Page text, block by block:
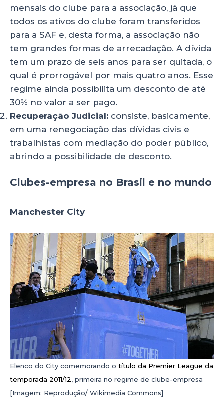
mensais do clube para a associação, já que
todos os ativos do clube foram transferidos
para a SAF e, desta forma, a associação não
tem grandes formas de arrecadação. A dívida
tem um prazo de seis anos para ser quitada, o
qual é prorrogável por mais quatro anos. Esse
regime ainda possibilita um desconto de até
30% no valor a ser pago.
Recuperação Judicial: consiste, basicamente,
em uma renegociação das dívidas civis e
trabalhistas com mediação do poder público,
abrindo a possibilidade de desconto.
Clubes-empresa no Brasil e no mundo
Manchester City
Elenco do City comemorando o título da Premier League da
temporada 2011/12, primeira no regime de clube-empresa
[Imagem: Reprodução/ Wikimedia Commons]